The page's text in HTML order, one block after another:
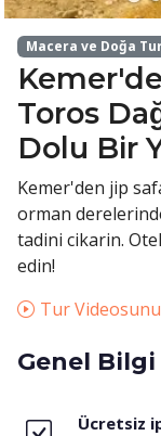
Macera ve Doğa
Toros
Dolu Bir
Kemer'den jip
orman
tadini cikarin.
edin!
Tur
Genel Bilgi
Ücretsiz